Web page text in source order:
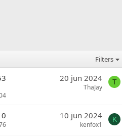
Filters
20 jun 2024
ThaJay
T
0 10 jun 2024
kenfox1
K